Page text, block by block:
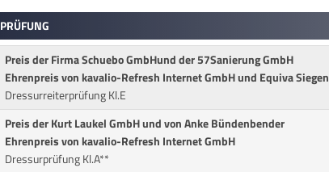
PRÜFUNG
Preis der Firma Schuebo GmbHund der 57Sanierung GmbH
Ehrenpreis von kavalio-Refresh Internet GmbH und Equiva Siegen
Dressurreiterprüfung Kl.E
Preis der Kurt Laukel GmbH und von Anke Bündenbender
Ehrenpreis von kavalio-Refresh Internet GmbH
Dressurprüfung Kl.A**